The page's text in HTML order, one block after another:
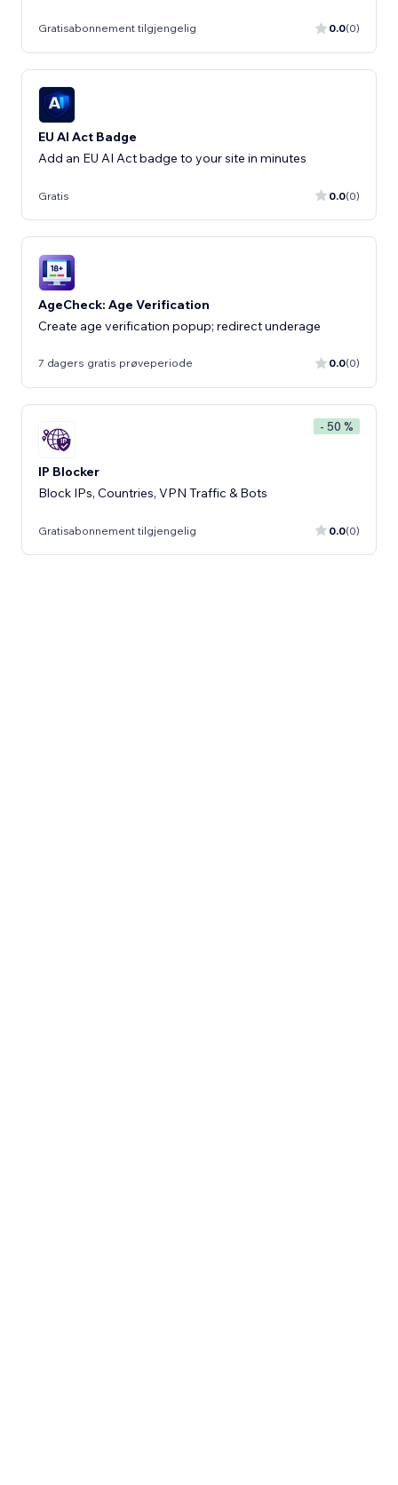
Gratisabonnement tilgjengelig 0.0(0)
EU AI Act Badge
Add an EU AI Act badge to your site in minutes
Gratis 0.0(0)
AgeCheck: Age Verification
Create age verification popup; redirect underage
7 dagers gratis prøveperiode 0.0(0)
- 50 %
IP Blocker
Block IPs, Countries, VPN Traffic & Bots
Gratisabonnement tilgjengelig 0.0(0)